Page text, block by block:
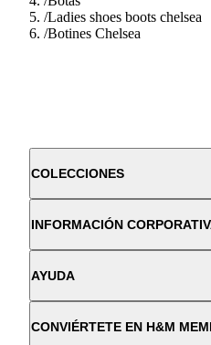
/Ladies shoes boots chelsea
/Botines Chelsea
COLECCIONES
INFORMACIÓN
AYUDA
CONVIÉRTETE EN H&M